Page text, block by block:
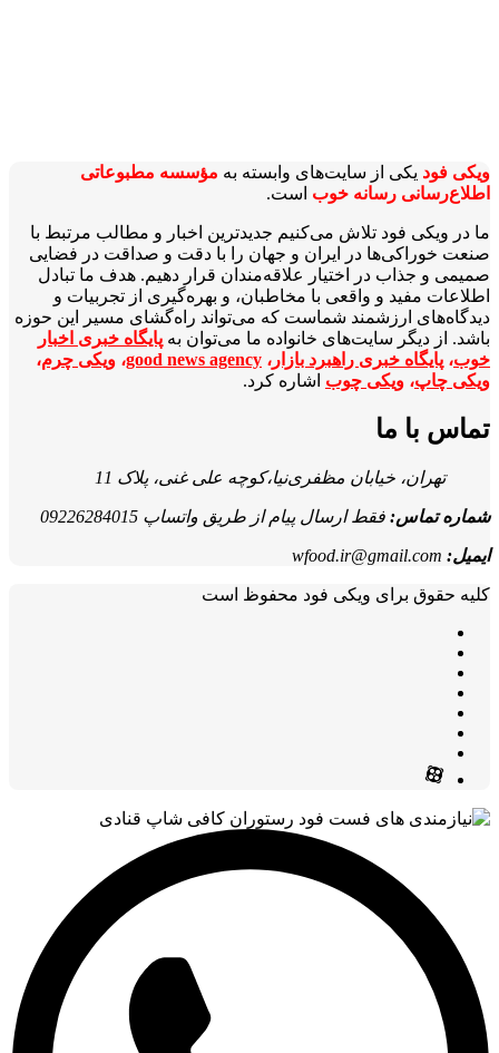
ویکی‌ فود یکی از سایت‌های وابسته به مؤسسه مطبوعاتی
اطلاع‌رسانی رسانه خوب است.
ما در ویکی‌ فود تلاش می‌کنیم جدیدترین اخبار و مطالب مرتبط با
صنعت خوراکی‌ها در ایران و جهان را با دقت و صداقت در فضایی
صمیمی و جذاب در اختیار علاقه‌مندان قرار دهیم. هدف ما تبادل
اطلاعات مفید و واقعی با مخاطبان، و بهره‌گیری از تجربیات و
دیدگاه‌های ارزشمند شماست که می‌تواند راه‌گشای مسیر این حوزه
باشد. از دیگر سایت‌های خانواده ما می‌توان به پایگاه خبری اخبار
خوب، پایگاه خبری راهبرد بازار ، good news agency، ویکی چرم،
ویکی چاپ، ویکی چوب اشاره کرد.
تماس با ما
تهران، خیابان مظفری‌نیا،کوچه علی غنی، پلاک 11
شماره تماس: فقط ارسال پیام از طریق واتساپ 09226284015
ایمیل: wfood.ir@gmail.com
کلیه حقوق برای ویکی فود محفوظ است